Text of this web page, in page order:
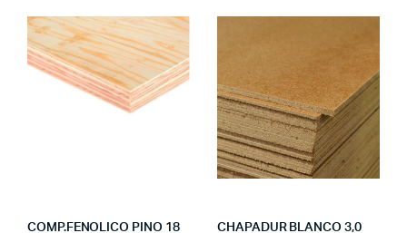
COMP.FENOLICO PINO 18
CHAPADUR BLANCO 3,0